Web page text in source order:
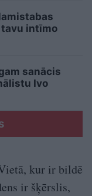
intīmo
sanācis
Ivo
kur ir bildē
ir šķērslis,